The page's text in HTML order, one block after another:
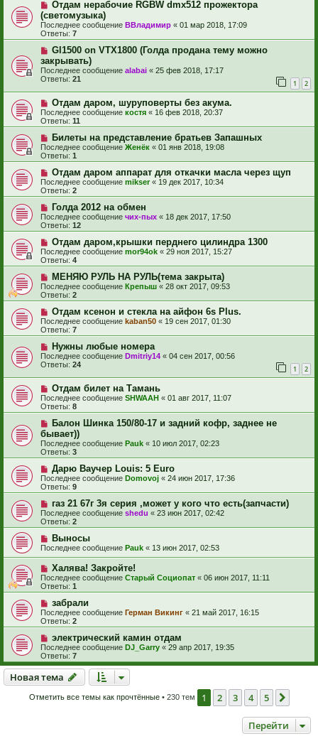
Отдам нерабочие RGBW dmx512 прожектора
(светомузыка)
Последнее сообщение ВВладимир « 01 мар 2018, 17:09
Ответы: 7
Gl1500 on VTX1800 (Голда продана тему можно
закрывать)
Последнее сообщение alabai « 25 фев 2018, 17:17
Ответы: 21 1 2
Отдам даром, шуруповерты без акума.
Последнее сообщение костя « 16 фев 2018, 20:37
Ответы: 11
Билеты на представление братьев Запашных
Последнее сообщение Женёк « 01 янв 2018, 19:08
Ответы: 1
Отдам даром аппарат для откачки масла через щуп
Последнее сообщение mikser« 19 дек 2017, 10:34
Ответы: 2
Голда 2012 на обмен
Последнее сообщение чих-пых « 18 дек 2017, 17:50
Ответы: 12
Отдам даром,крышки перднего цилиндра 1300
Последнее сообщение mor94ok « 29 ноя 2017, 15:27
Ответы: 4
МЕНЯЮ РУЛЬ НА РУЛЬ(тема закрыта)
Последнее сообщение Крепыш « 28 окт 2017, 09:53
Ответы: 2
Отдам ксенон и стекла на айфон 6s Plus.
Последнее сообщение kaban50 « 19 сен 2017, 01:30
Ответы: 7
Нужны любые номера
Последнее сообщение Dmitriy14 « 04 сен 2017, 00:56
Ответы: 24 1 2
Отдам билет на Тамань
Последнее сообщение SHWAAH « 01 авг 2017, 11:07
Ответы: 8
Балон Шинка 150/80-17 и задний кофр, заднее не
бывает))
Последнее сообщение Pauk « 10 июл 2017, 02:23
Ответы: 3
Дарю Ваучер Louis: 5 Euro
Последнее сообщение Domovoj « 24 июн 2017, 17:36
Ответы: 9
газ 21 67г 3я серия ,может у кого что есть(запчасти)
Последнее сообщение shedu « 23 июн 2017, 02:42
Ответы: 2
Выносы
Последнее сообщение Pauk « 13 июн 2017, 02:53
Халява! Закройте!
Последнее сообщение Старый Социопат « 06 июн 2017, 11:11
Ответы: 1
забрали
Последнее сообщение Герман Викинг « 21 май 2017, 16:15
Ответы: 2
электрический камин отдам
Последнее сообщение DJ_Garry « 29 апр 2017, 19:35
Ответы: 7
Новая тема
Новаятема
Отметить все темы как прочтённые• 230 тем 1 2 3 4 5
Перейти